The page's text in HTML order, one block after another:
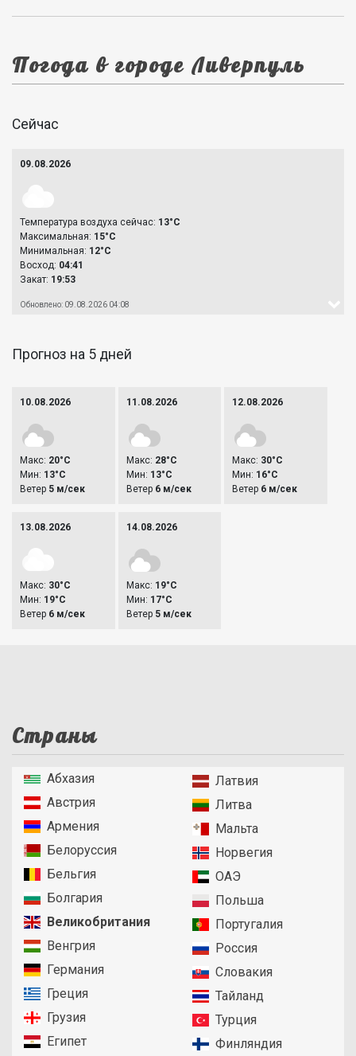
Погода в городе Ливерпуль
Сейчас
09.08.2026
Температура воздуха сейчас: 13°C
Максимальная: 15°C
Минимальная: 12°C
Восход: 04:41
Закат: 19:53
Обновлено: 09.08.2026 04:08
Прогноз на 5 дней
10.08.2026
Макс: 20°C
Мин: 13°C
Ветер 5 м/сек
11.08.2026
Макс: 28°C
Мин: 13°C
Ветер 6 м/сек
12.08.2026
Макс: 30°C
Мин: 16°C
Ветер 6 м/сек
13.08.2026
Макс: 30°C
Мин: 19°C
Ветер 6 м/сек
14.08.2026
Макс: 19°C
Мин: 17°C
Ветер 5 м/сек
Страны
Абхазия
Австрия
Армения
Белоруссия
Бельгия
Болгария
Великобритания
Венгрия
Германия
Греция
Грузия
Египет
Латвия
Литва
Мальта
Норвегия
ОАЭ
Польша
Португалия
Россия
Словакия
Тайланд
Турция
Финляндия